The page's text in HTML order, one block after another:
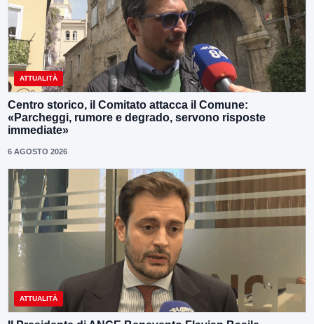
ATTUALITÀ
Centro storico, il Comitato attacca il Comune:
«Parcheggi, rumore e degrado, servono risposte
immediate»
6 AGOSTO 2026
ATTUALITÀ